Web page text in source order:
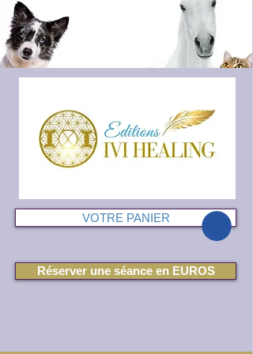
VOTRE PANIER
Réserver une séance en EUROS